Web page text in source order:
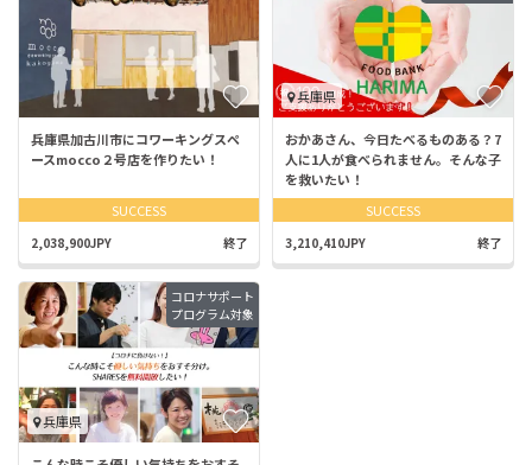
兵庫県加古川市にコワーキングスペ
ースmocco２号店を作りたい！
SUCCESS
2,038,900JPY 終了
兵庫県
おかあさん、今日たべるものある？7
人に1人が食べられません。そんな子
を救いたい！
SUCCESS
3,210,410JPY 終了
コロナサポート
プログラム対象
兵庫県